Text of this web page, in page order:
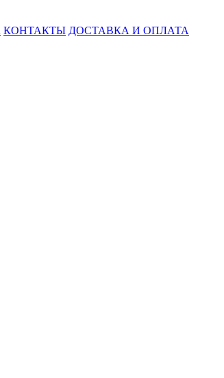
КОНТАКТЫ ДОСТАВКА И ОПЛАТА